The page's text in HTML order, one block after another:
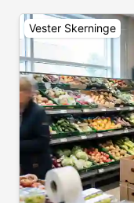
Vester Skerninge